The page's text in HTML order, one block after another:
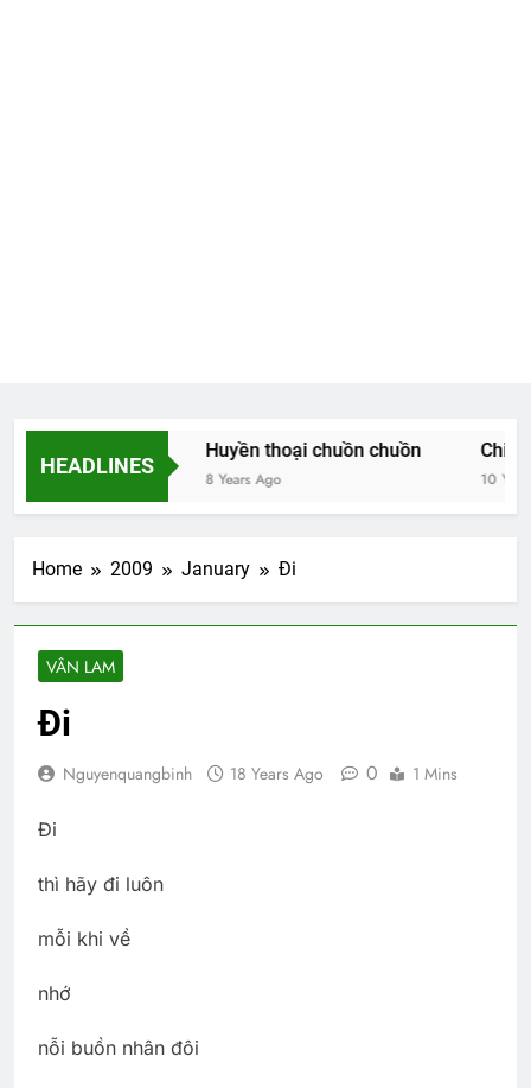
HEADLINES
8 Years Ago
Huyền thoại chuồn chuồn
8 Years Ago
Chiều
10 Years
Home 2009 January Đi
VÂN LAM
Đi
Nguyenquangbinh 18 Years Ago 0 1 Mins
Đi
thì hãy đi luôn
mỗi khi về
nhớ
nỗi buồn nhân đôi